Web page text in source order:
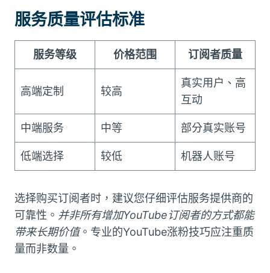
服务质量评估标准
服务等级 价格范围 订阅者质量
高端定制 较高
真实用户、高
互动
中端服务 中等 部分真实账号
低端选择 较低 机器人账号
选择购买订阅者时，建议您仔细评估服务提供商的
可靠性。 并非所有增加YouTube订阅者的方式都能
带来长期价值。专业的YouTube涨粉技巧应注重质
量而非数量。